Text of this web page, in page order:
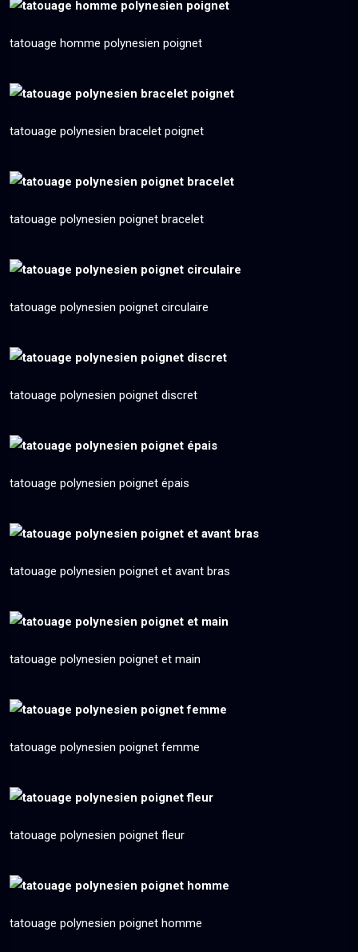
tatouage homme polynesien poignet
tatouage polynesien bracelet poignet
tatouage polynesien poignet bracelet
tatouage polynesien poignet circulaire
tatouage polynesien poignet discret
tatouage polynesien poignet épais
tatouage polynesien poignet et avant bras
tatouage polynesien poignet et main
tatouage polynesien poignet femme
tatouage polynesien poignet fleur
tatouage polynesien poignet homme